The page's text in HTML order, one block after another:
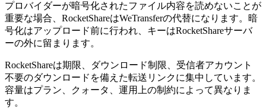
プロバイダーが暗号化されたファイル内容を読めないことが
重要な場合、RocketShareはWeTransferの代替になります。暗
号化はアップロード前に行われ、キーはRocketShareサーバ
ーの外に留まります。
RocketShareは期限、ダウンロード制限、受信者アカウント
不要のダウンロードを備えた転送リンクに集中しています。
容量はプラン、クォータ、運用上の制約によって異なりま
す。